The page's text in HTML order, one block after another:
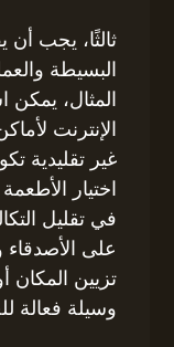
ثالثًا، يجب أن
البسيطة
المثال، يمكن
الإنترنت
غير تقليدية
اختيار
في تقليل
على
تزيين المكان
وسيلة فعالة